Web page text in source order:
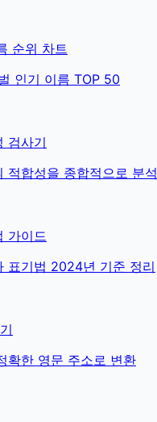
순위 차트
인기 이름 TOP 50
검사기
적합성을 종합적으로 분석
가이드
표기법 2024년 기준 정리
확한 영문 주소로 변환